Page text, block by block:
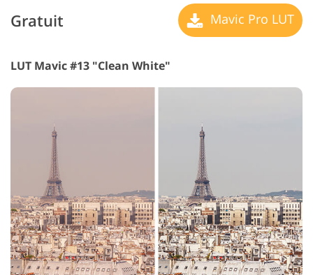
Gratuit Mavic Pro LUT
LUT Mavic #13 "Clean White"